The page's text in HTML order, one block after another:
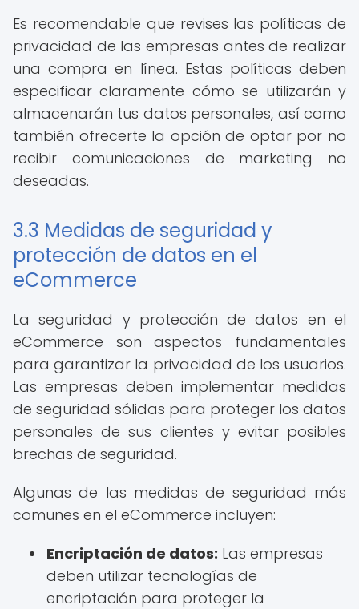
Es recomendable que revises las políticas de
privacidad de las empresas antes de realizar
una compra en línea. Estas políticas deben
especificar claramente cómo se utilizarán y
almacenarán tus datos personales, así como
también ofrecerte la opción de optar por no
recibir comunicaciones de marketing no
deseadas.
3.3 Medidas de seguridad y
protección de datos en el
eCommerce
La seguridad y protección de datos en el
eCommerce son aspectos fundamentales
para garantizar la privacidad de los usuarios.
Las empresas deben implementar medidas
de seguridad sólidas para proteger los datos
personales de sus clientes y evitar posibles
brechas de seguridad.
Algunas de las medidas de seguridad más
comunes en el eCommerce incluyen:
Encriptación de datos: Las empresas
deben utilizar tecnologías de
encriptación para proteger la